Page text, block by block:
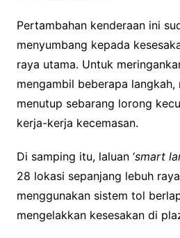
Pertambahan kenderaan ini
menyumbang kepada
raya utama. Untuk
mengambil beberapa
menutup sebarang lorong
kerja-kerja kecemasan.
Di samping itu, laluan ‘smart
28 lokasi sepanjang lebuh
menggunakan sistem tol
mengelakkan kesesakan di